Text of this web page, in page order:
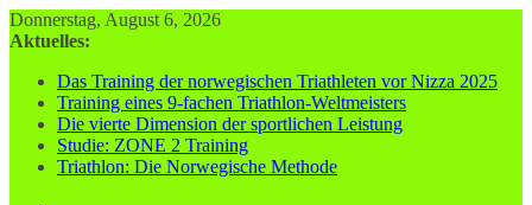
Zum
Inhalt
Donnerstag, August 6, 2026
Aktuelles:
Das Training der norwegischen Triathleten vor Nizza 2025
Training eines 9-fachen Triathlon-Weltmeisters
Die vierte Dimension der sportlichen Leistung
Studie: ZONE 2 Training
Triathlon: Die Norwegische Methode